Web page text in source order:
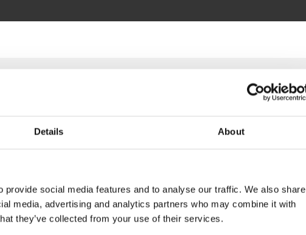
Details About
social media features and to analyse our traffic. We also share
media, advertising and analytics partners who may combine it with
they’ve collected from your use of their services.
2 - pag 1/1
prasowania wtłaczanego miedzi
Metallichezmiedziopracowany do